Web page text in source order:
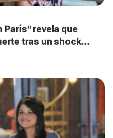
París" revela que
tras un shock